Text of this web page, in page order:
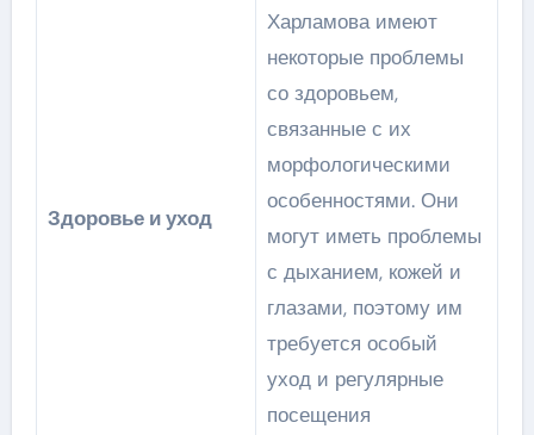
Здоровье и уход
Харламова имеют
некоторые проблемы
со здоровьем,
связанные с их
морфологическими
особенностями. Они
могут иметь проблемы
с дыханием, кожей и
глазами, поэтому им
требуется особый
уход и регулярные
посещения